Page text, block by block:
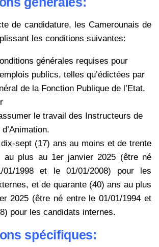
de candidature, les Camerounais de
les conditions suivantes:
générales requises pour
publics, telles qu’édictées par
de la Fonction Publique de l’Etat.
le travail des Instructeurs de
sept (17) ans au moins et de trente
au plus au 1er janvier 2025 (être né
1998 et le 01/01/2008) pour les
et de quarante (40) ans au plus
2025 (être né entre le01/01/1994 et
pour les candidats internes.
spécifiques: